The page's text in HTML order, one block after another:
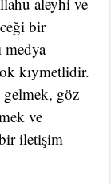
bir
medya
kıymetlidir.
gelmek, göz
ve
iletişim